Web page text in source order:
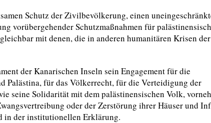
Schutz der Zivilbevölkerung, einen
vorübergehender Schutzmaßnahmen für
mit denen, die in anderen humanitären Krisen
der Kanarischen Inseln sein Engagement für die
Palästina, für das Völkerrecht, für die Verteidigung der
seine Solidarität mit dem palästinensischen Volk,
oder der Zerstörung ihrer Häuser und
in der institutionellen Erklärung.